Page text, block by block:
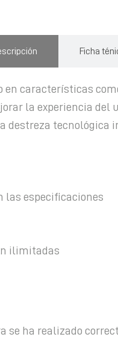
Ficha
características
la experiencia del
destreza tecnológica
las especificaciones
ilimitadas
se ha realizado